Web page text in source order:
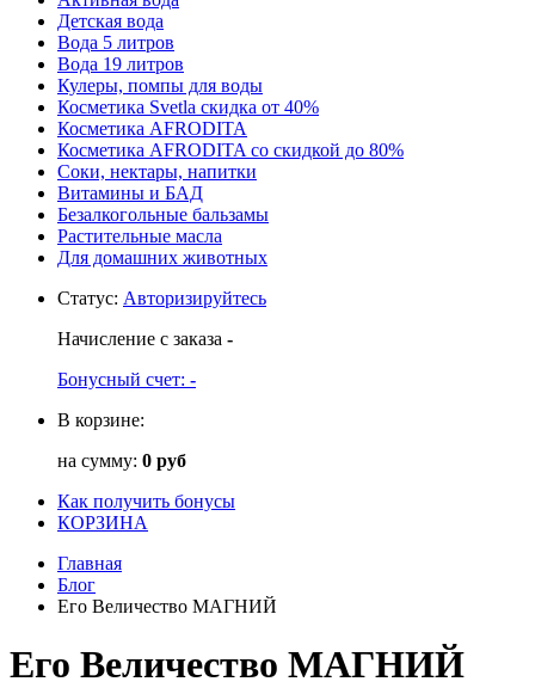
Детская вода
Вода 5 литров
Вода 19 литров
Кулеры, помпы для воды
Косметика Svetla скидка от 40%
Косметика AFRODITA
Косметика AFRODITA со скидкой до 80%
Соки, нектары, напитки
Витамины и БАД
Безалкогольные бальзамы
Растительные масла
Для домашних животных
Статус: Авторизируйтесь
Начисление с заказа -
Бонусный счет: -
В корзине:
на сумму: 0 руб
Как получить бонусы
КОРЗИНА
Главная
Блог
Его Величество МАГНИЙ
Его Величество МАГНИЙ